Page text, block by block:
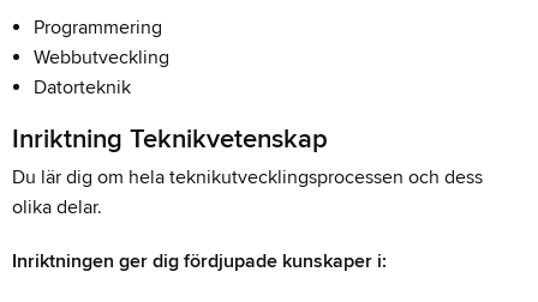
Programmering
Webbutveckling
Datorteknik
Inriktning Teknikvetenskap
Du lär dig om hela teknikutvecklingsprocessen och dess
olika delar.
Inriktningen ger dig fördjupade kunskaper i: